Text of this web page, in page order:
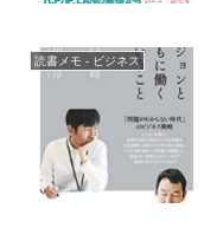
読書メモ - ビジネス